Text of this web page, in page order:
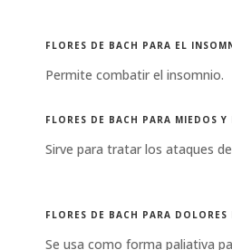
FLORES DE BACH PARA EL
Permite combatir el insomnio.
FLORES DE BACH PARA MIEDOS Y
Sirve para tratar los ataques
FLORES DE BACH PARA DOLORES
Se usa como forma paliativa